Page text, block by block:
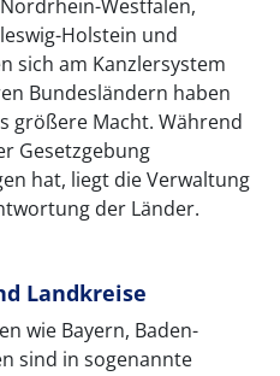
Westfalen,
Holstein und
sich am Kanzlersystem
Bundesländern haben
größere Macht. Während
Gesetzgebung
hat, liegt die Verwaltung
der Länder.
Landkreise
wie Bayern, Baden-
sind in sogenannte